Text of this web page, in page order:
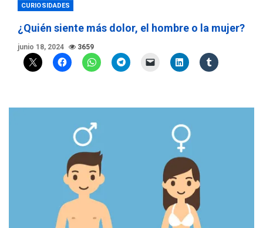
CURIOSIDADES
¿Quién siente más dolor, el hombre o la mujer?
junio 18, 2024 3659